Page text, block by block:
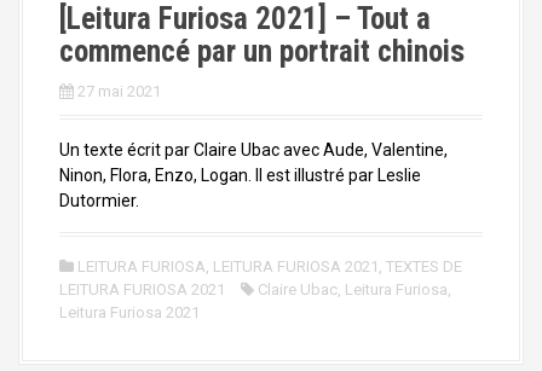
[Leitura Furiosa 2021] – Tout a
commencé par un portrait chinois
27 mai 2021
Un texte écrit par Claire Ubac avec Aude, Valentine,
Ninon, Flora, Enzo, Logan. Il est illustré par Leslie
Dutormier.
LEITURA FURIOSA, LEITURA FURIOSA 2021 , TEXTES DE
LEITURA FURIOSA 2021
Claire Ubac, Leitura Furiosa,
Leitura Furiosa 2021